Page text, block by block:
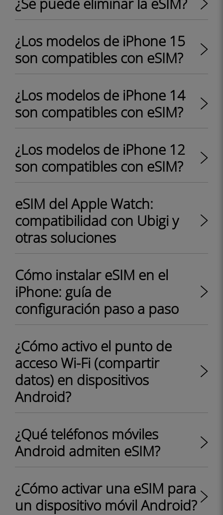
¿Los modelos de iPhone 15
son compatibles con eSIM?
¿Los modelos de iPhone 14
son compatibles con eSIM?
¿Los modelos de iPhone 12
son compatibles con eSIM?
eSIM del Apple Watch:
compatibilidad con Ubigi y
otras soluciones
Cómo instalar eSIM en el
iPhone: guía de
configuración paso a paso
¿Cómo activo el punto de
acceso Wi-Fi (compartir
datos) en dispositivos
Android?
¿Qué teléfonos móviles
Android admiten eSIM?
¿Cómo activar una eSIM para
un dispositivo móvil Android?